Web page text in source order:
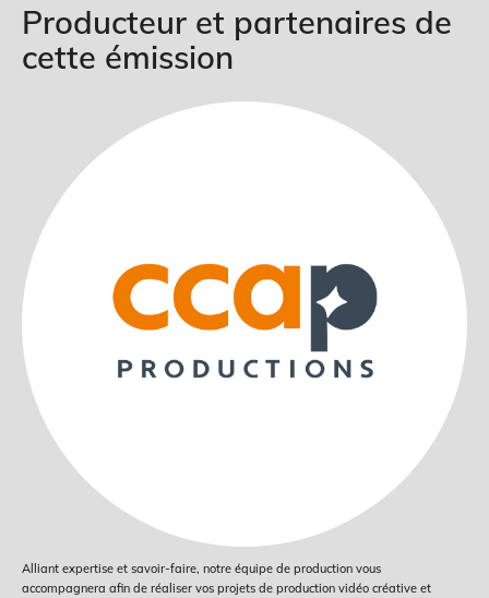
Producteur et partenaires de
cette émission
Alliant expertise et savoir-faire, notre équipe de production vous
accompagnera afin de réaliser vos projets de production vidéo créative et